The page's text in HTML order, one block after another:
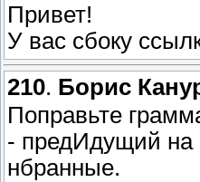
Привет!
У вас сбоку
210. Борис
Поправьте
- предИдущий
нбранные.